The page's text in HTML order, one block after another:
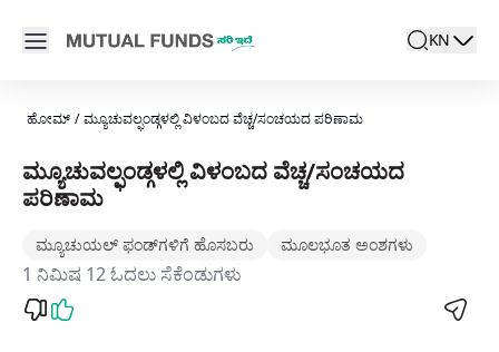
Open main menu
search
Locale
KN
active
ಹೋಮ್ / ಮ್ಯೂಚುವಲ್ಫಂಡ್ಗಳಲ್ಲಿ ವಿಳಂಬದ ವೆಚ್ಚ/ಸಂಚಯದ ಪರಿಣಾಮ
ಮ್ಯೂಚುವಲ್ಫಂಡ್ಗಳಲ್ಲಿ ವಿಳಂಬದ ವೆಚ್ಚ/ಸಂಚಯದ
ಪರಿಣಾಮ
ಮ್ಯೂಚುಯಲ್ ಫಂಡ್‌ಗಳಿಗೆ ಹೊಸಬರು ಮೂಲಭೂತ ಅಂಶಗಳು
1 ನಿಮಿಷ 12 ಓದಲು ಸೆಕೆಂಡುಗಳು